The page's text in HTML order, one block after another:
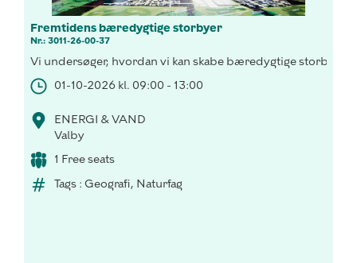
Fremtidens bæredygtige storbyer
Nr.: 3011-26-00-37
Vi undersøger, hvordan vi kan skabe bæredygtige storbyer
01-10-2026 kl. 09:00 - 13:00
ENERGI & VAND
Valby
1 Free seats
Tags : Geografi, Naturfag